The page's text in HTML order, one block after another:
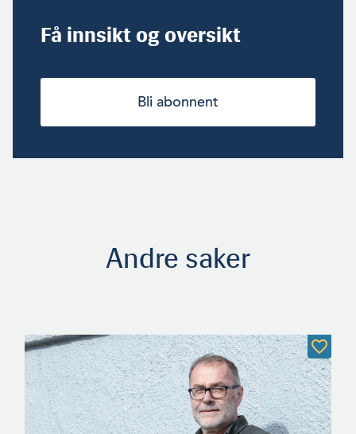
Få innsikt og oversikt
Bli abonnent
Andre saker